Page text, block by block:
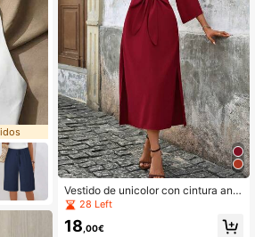
Vestido de unicolor con cintura anu
dada, elegante y apropiado para ir a
l trabajo, primavera
28 Left
18 ,00€